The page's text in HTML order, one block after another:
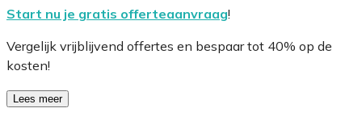
Start nu je gratis offerteaanvraag!
Vergelijk vrijblijvend offertes en bespaar tot 40% op de
kosten!
Lees meer